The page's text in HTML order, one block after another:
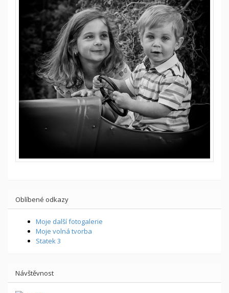
Oblíbené odkazy
Moje další fotogalerie
Moje volná tvorba
Statek 3
Návštěvnost